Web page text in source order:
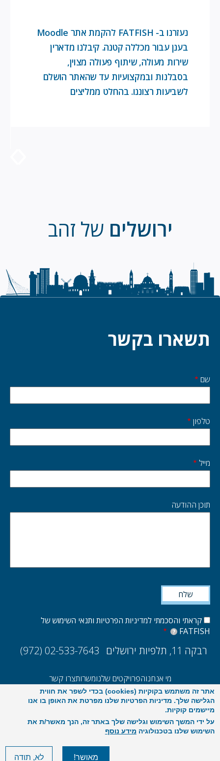
נעזרנו ב- FATFISH להקמת אתר Moodle
בענן עבור מכללה קטנה. קיבלנו מדארין
שירות מעולה, שיתוף פעולה מצוין,
בסבלנות ובמקצועיות עד שהאתר הושלם
לשביעות רצוננו. בהחלט ממליצים
ירושלים של זהב
תשארו בקשר
Start
side
שם
טלפון
מייל
תוכן ההודעה
קראתי והסכמתי למדיניות הפרטיות ותנאי השימוש של
FATFISH
?
רבקה 11, תלפיות ירושלים (972) 02-533-7643
מי אנחנוהפרויקטים שלנומשרותצרו קשר
UX/UIהקמת אתרים ואפליקציותE-commerceסקר ביצועים 2025
אתר זה משתמש בקוקיות (cookies) בכדי לשפר את חווית
הגלישה שלך. מדיניות הפרטיות שלנו מפרטת את האופן בו אנו
מיישמים קוקיות.
על ידי המשך השימוש וגלישה שלך באתר זה, הנך מאשר/ת את
השימוש שלנו בטכנולוגיה מידע נוסף
מאושר! לא, תודה